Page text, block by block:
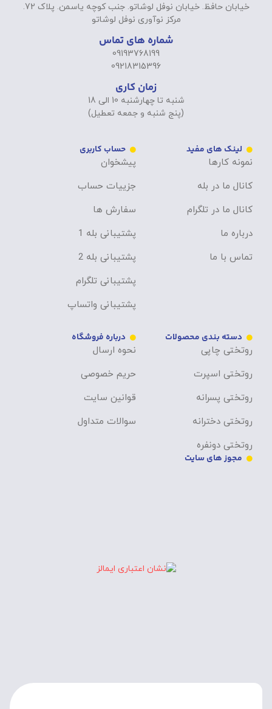
خیابان حافظ. خیابان نوفل لوشاتو. جنب کوچه یاسمن. پلاک 72.
مرکز نوآوری نوفل لوشاتو
شماره های تماس
09193768199
09218315396
زمان کاری
شنبه تا چهارشنبه 10 الی 18
(پنج شنبه و جمعه تعطیل)
لینک های مفید
نمونه کارها
کانال ما در بله
کانال ما در تلگرام
درباره ما
تماس با ما
حساب کاربری
پیشخوان
جزییات حساب
سفارش ها
پشتیبانی بله 1
پشتیبانی بله 2
پشتیبانی تلگرام
پشتیبانی واتساپ
دسته بندی محصولات
روتختی چاپی
روتختی اسپرت
روتختی پسرانه
روتختی دخترانه
روتختی دونفره
درباره فروشگاه
نحوه ارسال
حریم خصوصی
قوانین سایت
سوالات متداول
مجوز های سایت